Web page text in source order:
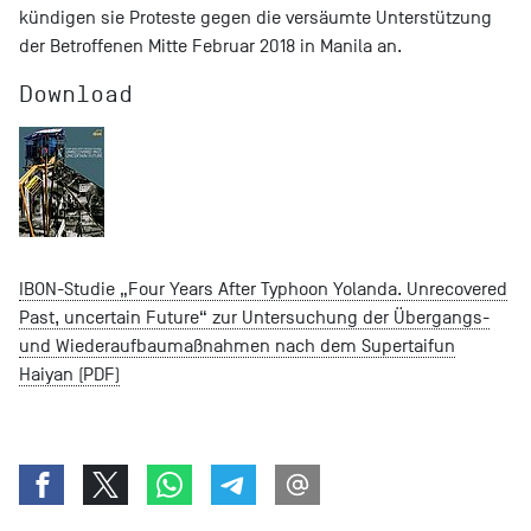
kündigen sie Proteste gegen die versäumte Unterstützung
der Betroffenen Mitte Februar 2018 in Manila an.
Download
IBON-Studie „Four Years After Typhoon Yolanda. Unrecovered
Past, uncertain Future“ zur Untersuchung der Übergangs-
und Wiederaufbaumaßnahmen nach dem Supertaifun
Haiyan (PDF)